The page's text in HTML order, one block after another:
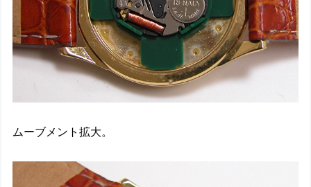
ムーブメント拡大。